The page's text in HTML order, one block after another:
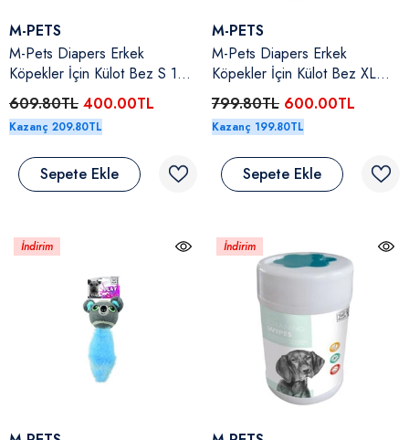
Satıcı:
M-PETS
M-Pets Diapers Erkek
Köpekler İçin Külot Bez S 15-
30 Cm 12'li
609.80TL 400.00TL
Kazanç 209.80TL
Sepete Ekle
Satıcı:
M-PETS
M-Pets Diapers Erkek
Köpekler İçin Külot Bez XL
54-66 Cm 12'li
799.80TL 600.00TL
Kazanç 199.80TL
Sepete Ekle
İndirim İndirim